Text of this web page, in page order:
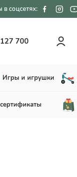
в соцсетях:
700
Игры и игрушки